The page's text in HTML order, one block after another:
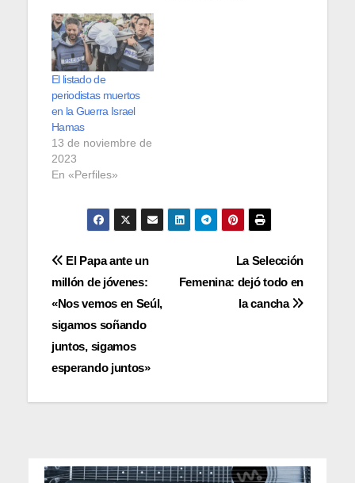
El listado de
periodistas muertos
en la Guerra Israel
Hamas
13 de noviembre de
2023
En «Perfiles»
Navegación
de
entradas
La Selección
Femenina: dejó todo en
la cancha
El Papa ante un
millón de jóvenes:
«Nos vemos en Seúl,
sigamos soñando
juntos, sigamos
esperando juntos»